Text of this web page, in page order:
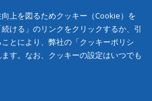
上を図るためクッキー（Cookie）を
ける」のリンクをクリックするか、引
とにより、弊社の「クッキーポリシ
す。なお、クッキーの設定はいつでも